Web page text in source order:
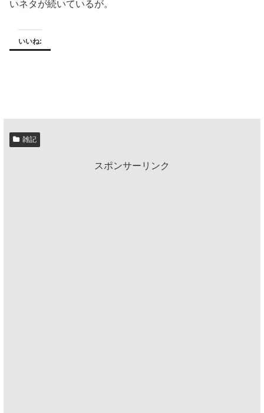
いネタが続いているが。
いいね:
雑記
スポンサーリンク